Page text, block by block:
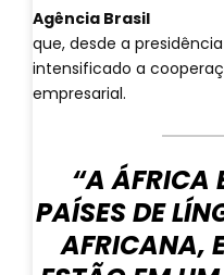
Agência Brasil
que, desde a
intensificado a
empresarial.
“A ÁFRICA
PAÍSES DE
AFRICANA,